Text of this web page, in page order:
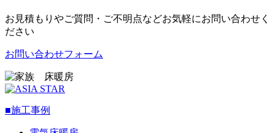
お見積もりやご質問・ご不明点などお気軽にお問い合わせく
ださい
お問い合わせフォーム
■施工事例